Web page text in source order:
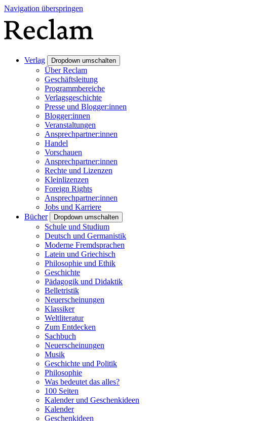
Navigation überspringen
Verlag Dropdown umschalten
Über Reclam
Geschäftsleitung
Programmbereiche
Verlagsgeschichte
Presse und Blogger:innen
Blogger:innen
Veranstaltungen
Ansprechpartner:innen
Handel
Vorschauen
Ansprechpartner:innen
Rechte und Lizenzen
Kleinlizenzen
Foreign Rights
Ansprechpartner:innen
Jobs und Karriere
Bücher
Dropdown umschalten
Schule und Studium
Deutsch und Germanistik
Moderne Fremdsprachen
Latein und Griechisch
Philosophie und Ethik
Geschichte
Pädagogik und Didaktik
Belletristik
Neuerscheinungen
Klassiker
Weltliteratur
Zum Entdecken
Sachbuch
Neuerscheinungen
Musik
Geschichte und Politik
Philosophie
Was bedeutet das alles?
100 Seiten
Kalender und Geschenkideen
Kalender
Geschenkideen